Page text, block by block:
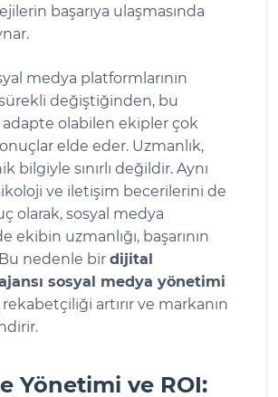
başarıya ulaşmasında
medya platformlarının
değiştiğinden, bu
olabilen ekipler çok
elde eder. Uzmanlık,
bilgiyle sınırlı değildir. Aynı
ve iletişim becerilerini de
olarak, sosyal medya
ekibin uzmanlığı, başarının
Bu nedenle bir dijital
sosyal medya yönetimi
rekabetçiliği artırır ve markanın
Yönetimi ve ROI: